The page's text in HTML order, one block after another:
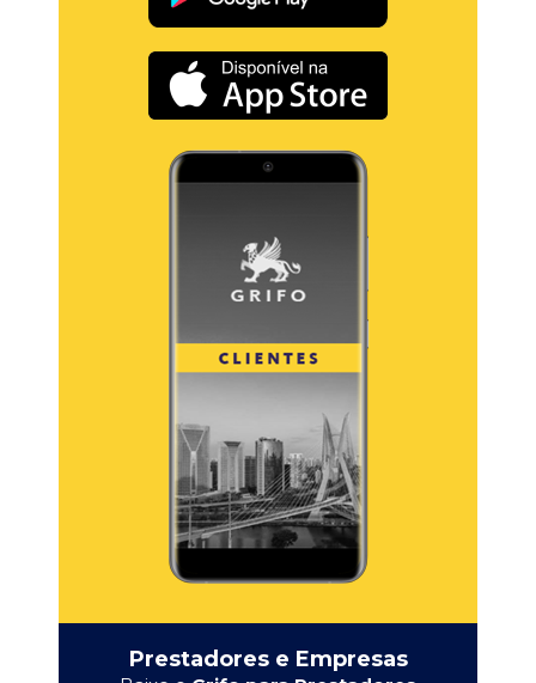
Prestadores e Empresas